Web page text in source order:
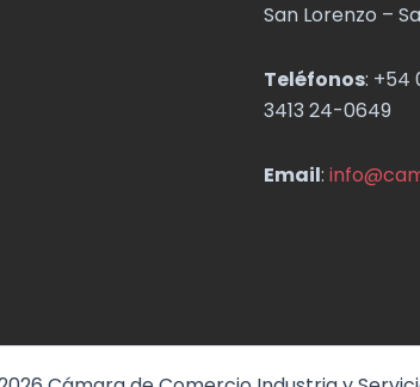
San Lorenzo –
Teléfonos: +54
3413 24-0649
Email: